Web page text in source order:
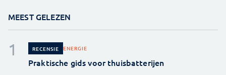
MEEST GELEZEN
RECENSIE ENERGIE
Praktische gids voor thuisbatterijen